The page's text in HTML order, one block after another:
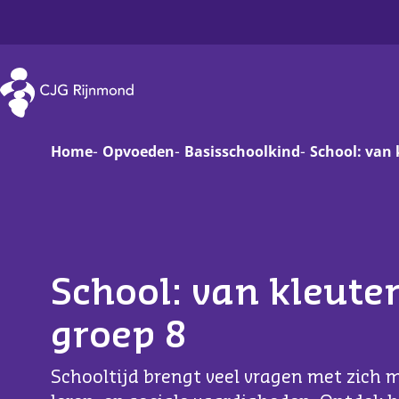
CJG Rijnmond
Peuter
Basisschoolkind
Jongere
Home Opvoeden Basisschoolkind School:
School: van
groep 8
Schooltijd brengt veel vragen met zich